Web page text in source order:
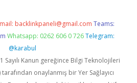
backlinkpaneli@gmail.com Teams:
Whatsapp: 0262 606 0 726 Telegram:
@karabul
Sayılı Kanun gereğince Bilgi Teknolojileri
onaylanmış bir Yer Sağlayıcı